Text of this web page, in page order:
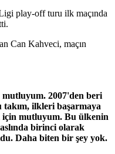
play-off turu ilk maçında
Can Kahveci, maçın
2007'den beri
ilkleri başarmaya
mutluyum. Bu ülkenin
birinci olarak
Daha biten bir şey yok.